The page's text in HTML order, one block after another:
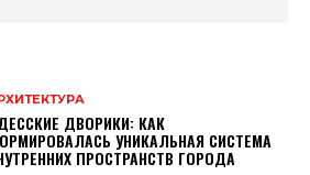
ДВОРИКИ: КАК
УНИКАЛЬНАЯ СИСТЕМА
ПРОСТРАНСТВ ГОРОДА